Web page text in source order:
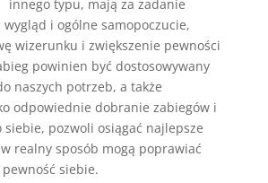
innego typu, mają za zadanie
i ogólne samopoczucie,
wizerunku i zwiększenie pewności
powinien być dostosowywany
naszych potrzeb, a także
odpowiednie dobranie zabiegów i
pozwoli osiągać najlepsze
realny sposób mogą poprawiać
siebie.